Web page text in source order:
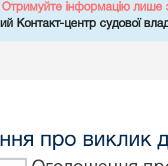
Отримуйте інформацію лише
Контакт-центр судової
про виклик